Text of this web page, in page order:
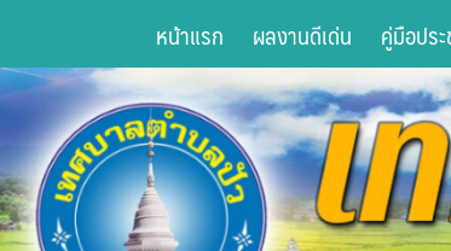
content
หน้าแรก ผลงานดีเด่น คู่มือปร